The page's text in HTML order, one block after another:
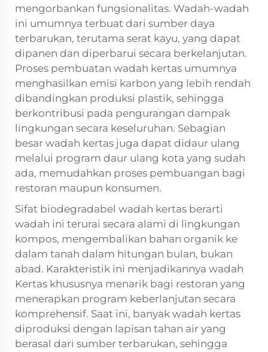
mengorbankan fungsionalitas. Wadah-wadah
ini umumnya terbuat dari sumber daya
terbarukan, terutama serat kayu, yang dapat
dipanen dan diperbarui secara berkelanjutan.
Proses pembuatan wadah kertas umumnya
menghasilkan emisi karbon yang lebih rendah
dibandingkan produksi plastik, sehingga
berkontribusi pada pengurangan dampak
lingkungan secara keseluruhan. Sebagian
besar wadah kertas juga dapat didaur ulang
melalui program daur ulang kota yang sudah
ada, memudahkan proses pembuangan bagi
restoran maupun konsumen.
Sifat biodegradabel wadah kertas berarti
wadah ini terurai secara alami di lingkungan
kompos, mengembalikan bahan organik ke
dalam tanah dalam hitungan bulan, bukan
abad. Karakteristik ini menjadikannya wadah
Kertas khususnya menarik bagi restoran yang
menerapkan program keberlanjutan secara
komprehensif. Saat ini, banyak wadah kertas
diproduksi dengan lapisan tahan air yang
berasal dari sumber terbarukan, sehingga